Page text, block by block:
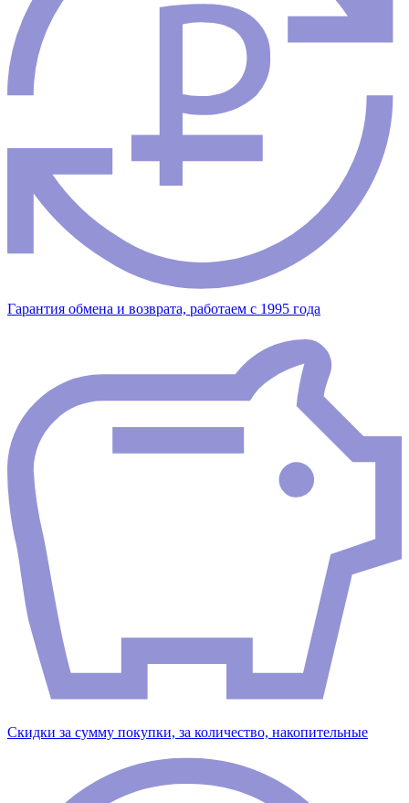
Гарантия обмена и возврата, работаем с 1995 года
Скидки за сумму покупки, за количество, накопительные